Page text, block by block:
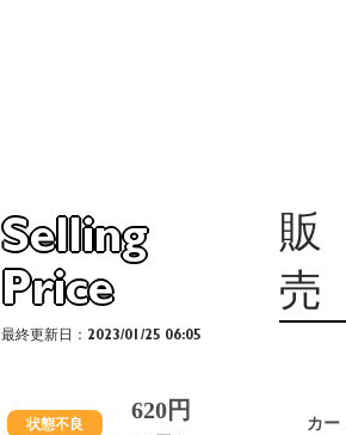
Selling
Price
販
売
最終更新日：2023/01/25 06:05
状態不良
620円
カー